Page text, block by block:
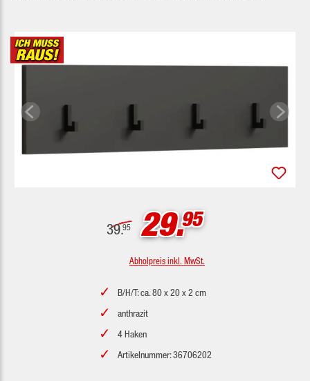
Bildergalerie überspringen
39.95 29.95
Abholpreis inkl. MwSt.
B/H/T: ca. 80 x 20 x 2 cm
anthrazit
4 Haken
Artikelnummer: 36706202